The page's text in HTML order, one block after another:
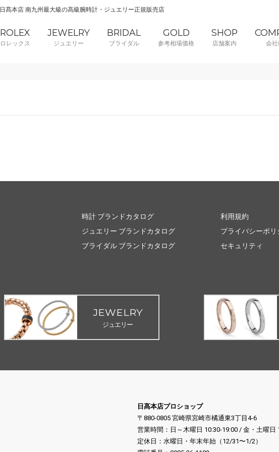
日髙本店 南九州最大級の高級腕時計・ジュエリー正規販売店
ROLEX
ロレックス
JEWELRY
ジュエリー
BRIDAL
ブライダル
GOLD
参考相場価格
SHOP
店舗案内 会
時計 ブランドカタログ
ジュエリー ブランドカタログ
ブライダル ブランドカタログ
利用規約
プライバシーポリ
セキュリティ
JEWELRY
ジュエリー
日髙本店プロショップ
〒880-0805 宮崎県宮崎市橘通東3丁目4-6
営業時間：日～木曜日 10:30-19:00 / 金・土曜日
定休日：水曜日・年末年始（12/31〜1/2）